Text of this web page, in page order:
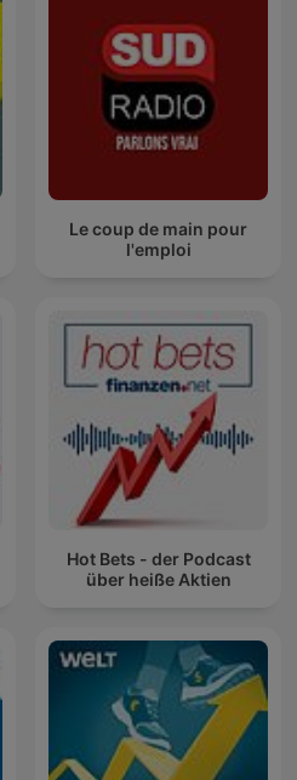
Le coup de main pour
l'emploi
Hot Bets - der Podcast
über heiße Aktien